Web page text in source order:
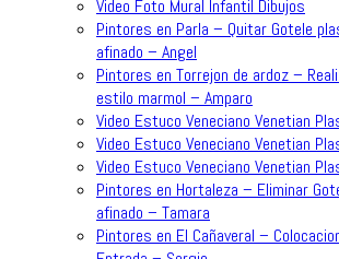
Video Foto Mural Infantil Dibujos
Pintores en Parla – Quitar Gotele
afinado – Angel
Pintores en Torrejon de ardoz –
estilo marmol – Amparo
Video Estuco Veneciano Venetian
Video Estuco Veneciano Venetian
Video Estuco Veneciano Venetian
Pintores en Hortaleza – Eliminar
afinado – Tamara
Pintores en El Cañaveral –